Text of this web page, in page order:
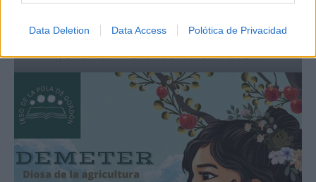
Data Deletion Data Access Polótica de Privacidad
por el IES Francisco García Pavón